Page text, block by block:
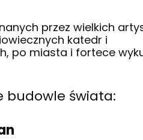
przez wielkich
katedr i
po miasta i fortece
budowle świata: